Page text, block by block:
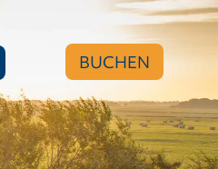
BUCHEN